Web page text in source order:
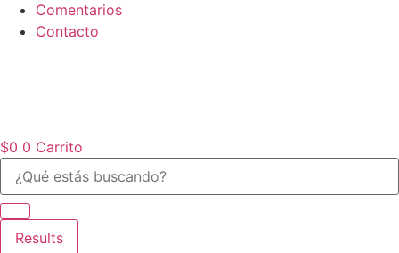
Comentarios
Contacto
$0 0 Carrito
Search
Results